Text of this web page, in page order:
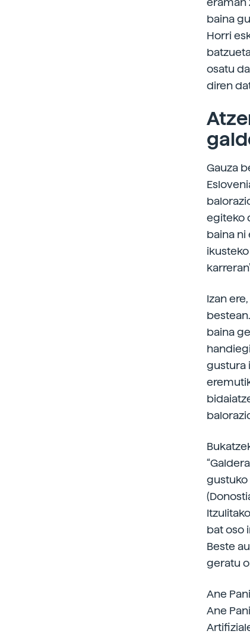
baina
Horri
osatu
diren
Gauza
egiteko
baina ni
Izan
baina
gustura
gustuko
bat oso
Beste
geratu
Ane
Ane